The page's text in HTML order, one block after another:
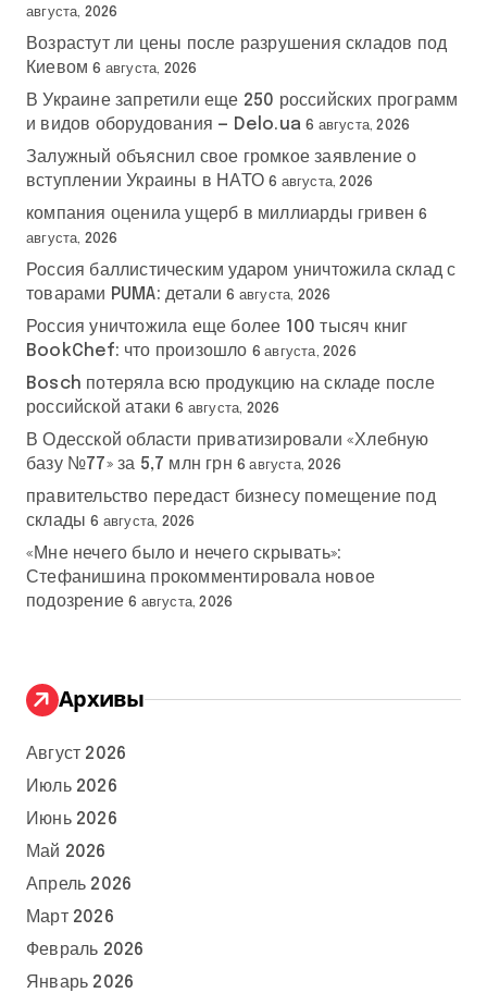
августа, 2026
Возрастут ли цены после разрушения складов под
Киевом 6 августа, 2026
В Украине запретили еще 250 российских программ
и видов оборудования — Delo.ua 6 августа, 2026
Залужный объяснил свое громкое заявление о
вступлении Украины в НАТО 6 августа, 2026
компания оценила ущерб в миллиарды гривен 6
августа, 2026
Россия баллистическим ударом уничтожила склад с
товарами PUMA: детали 6 августа, 2026
Россия уничтожила еще более 100 тысяч книг
BookChef: что произошло 6 августа, 2026
Bosch потеряла всю продукцию на складе после
российской атаки 6 августа, 2026
В Одесской области приватизировали «Хлебную
базу №77» за 5,7 млн грн 6 августа, 2026
правительство передаст бизнесу помещение под
склады 6 августа, 2026
«Мне нечего было и нечего скрывать»:
Стефанишина прокомментировала новое
подозрение 6 августа, 2026
Архивы
Август 2026
Июль 2026
Июнь 2026
Май 2026
Апрель 2026
Март 2026
Февраль 2026
Январь 2026